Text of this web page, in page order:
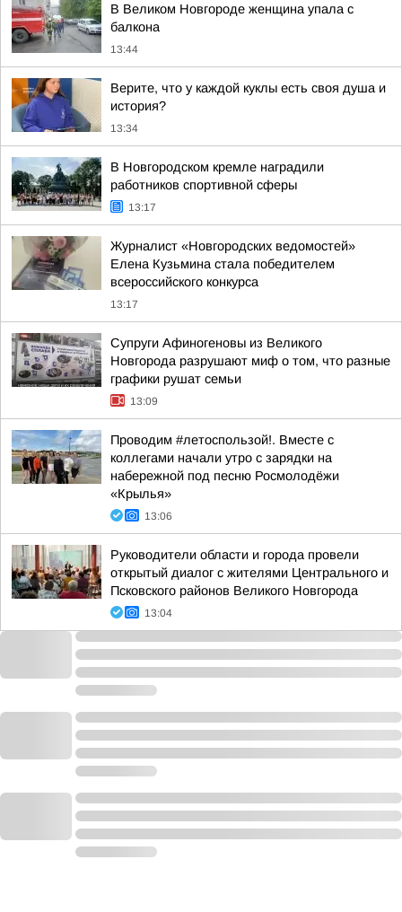
В Великом Новгороде женщина упала с
балкона
13:44
Верите, что у каждой куклы есть своя душа и
история?
13:34
В Новгородском кремле наградили
работников спортивной сферы
13:17
Журналист «Новгородских ведомостей»
Елена Кузьмина стала победителем
всероссийского конкурса
13:17
Супруги Афиногеновы из Великого
Новгорода разрушают миф о том, что разные
графики рушат семьи
13:09
Проводим #летоспользой!. Вместе с
коллегами начали утро с зарядки на
набережной под песню Росмолодёжи
«Крылья»
13:06
Руководители области и города провели
открытый диалог с жителями Центрального и
Псковского районов Великого Новгорода
13:04